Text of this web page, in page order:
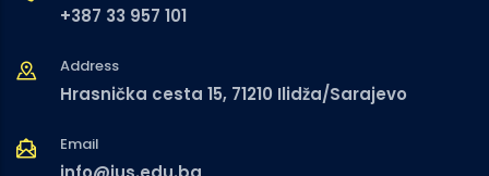
+387 33 957 101
Address
Hrasnička cesta 15, 71210 Ilidža/Sarajevo
Email